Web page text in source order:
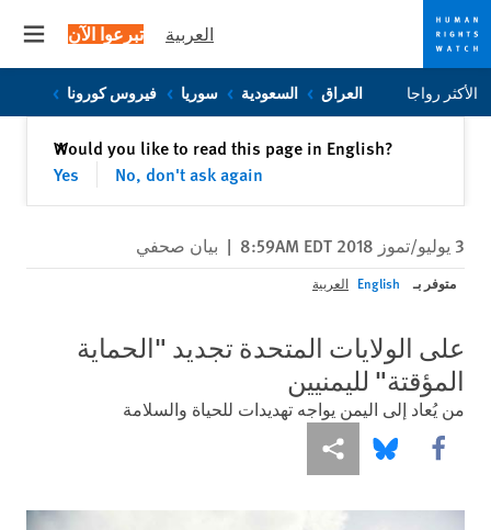
Skip
to
Skip
to
العربية تبرعوا الآن
الأكثر رواجا العراق السعودية سوريا فيروس كورونا
Would you like to read this page in English?
Yes
No, don't ask again
✕إغلاق
3 يوليو/تموز 2018 8:59AM EDT | بيان صحفي
متوفر بـ English العربية
على الولايات المتحدة تجديد "الحماية
المؤقتة" لليمنيين
من يُعاد إلى اليمن يواجه تهديدات للحياة والسلامة
Share this via Facebook
Share this via Bluesky
Share this via مشاركة